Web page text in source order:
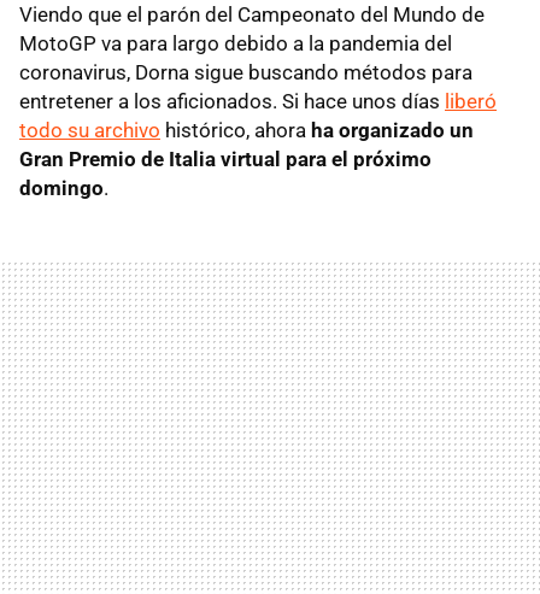
Viendo que el parón del Campeonato del Mundo de
MotoGP va para largo debido a la pandemia del
coronavirus, Dorna sigue buscando métodos para
entretener a los aficionados. Si hace unos días liberó
todo su archivo histórico, ahora ha organizado un
Gran Premio de Italia virtual para el próximo
domingo.